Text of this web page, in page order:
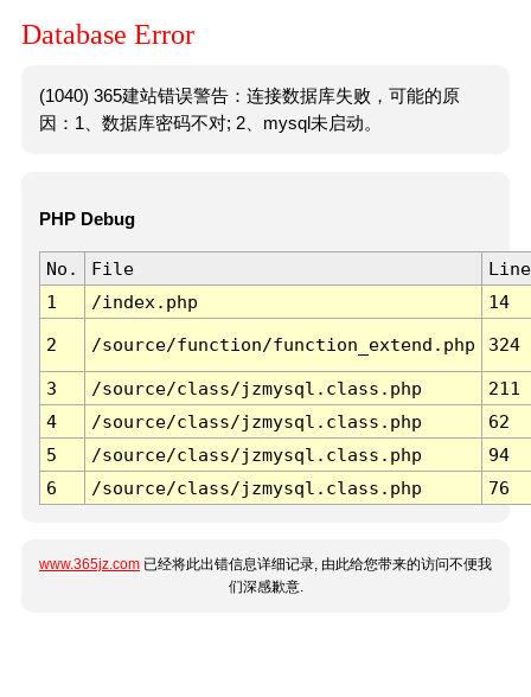
Database Error
(1040) 365建站错误警告：连接数据库失败，可能的原
因：1、数据库密码不对; 2、mysql未启动。
PHP Debug
No. File
Line
1
/index.php 14
2 /source/function/function_extend.php 324
3 /source/class/jzmysql.class.php
211
4
/source/class/jzmysql.class.php
62
5
/source/class/jzmysql.class.php
94
6
/source/class/jzmysql.class.php 76
www.365jz.com 已经将此出错信息详细记录, 由此给您带来的访问不便我
们深感歉意.